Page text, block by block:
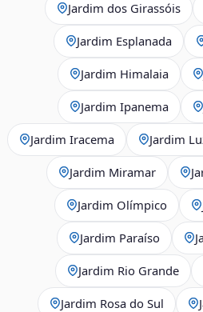
Jardim dos Girassóis
Jardim Esplanada
Jardim Himalaia
Jardim Ipanema
Jardim Iracema Jardim
Jardim Miramar
Jardim Olímpico
Jardim Paraíso
Jardim Rio Grande
Jardim Rosa do Sul